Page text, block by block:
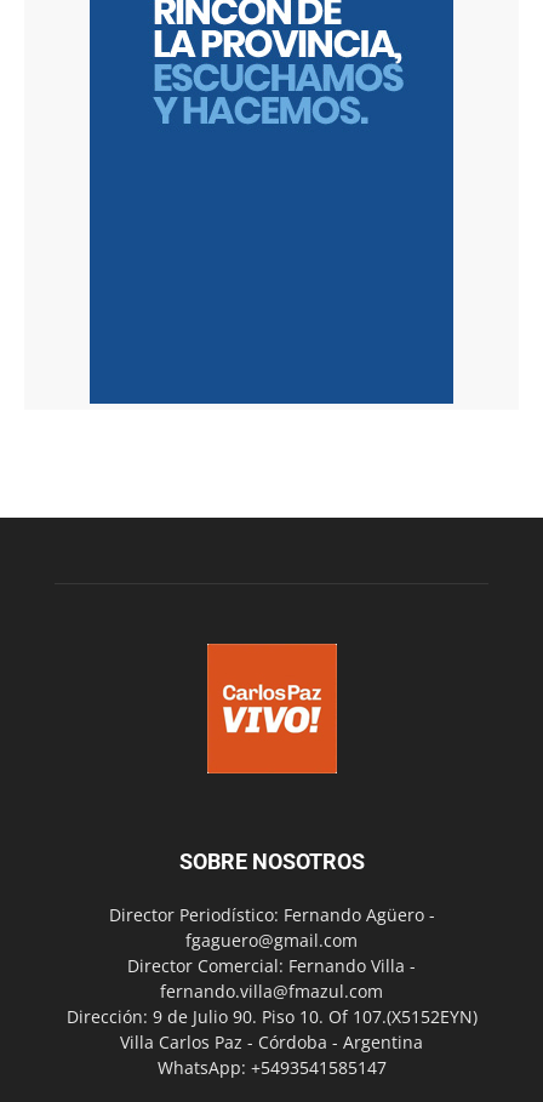
SOBRE NOSOTROS
Director Periodístico: Fernando Agüero -
fgaguero@gmail.com
Director Comercial: Fernando Villa -
fernando.villa@fmazul.com
Dirección: 9 de Julio 90. Piso 10. Of 107.(X5152EYN)
Villa Carlos Paz - Córdoba - Argentina
WhatsApp: +5493541585147